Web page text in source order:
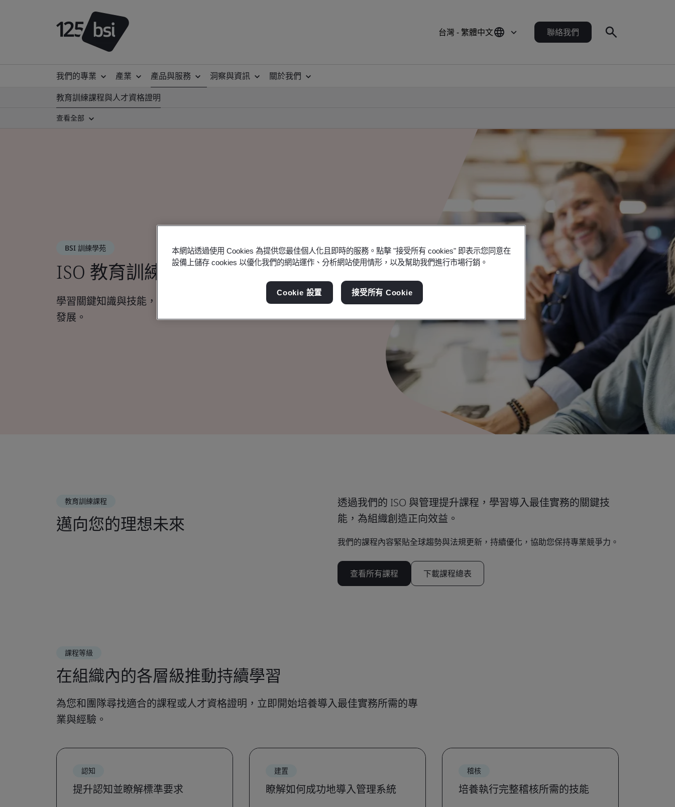
台灣 - 繁體中文 聯絡我們
我們的專業 產業 產品與服務 洞察與資訊
關於我們
教育訓練課程與人才資格證明
查看全部
BSI 訓練學苑
ISO 教育訓練與營運優化課程
學習關鍵知識與技能，為組織創造更多價值，同步拓展您的職涯
發展。
教育訓練課程
邁向您的理想未來
透過我們的 ISO 與管理提升課程，學習導入最佳實務的關鍵技
能，為組織創造正向效益。
我們的課程內容緊貼全球趨勢與法規更新，持續優化，協助您保持專業競爭力。
查看所有課程 下載課程總表
課程等級
在組織內的各層級推動持續學習
為您和團隊尋找適合的課程或人才資格證明，立即開始培養導入最佳實務所需的專
業與經驗。
認知
提升認知並瞭解標準要求
建置
瞭解如何成功地導入管理系統
稽核
培養執行完整稽核所需的技能
本網站透過使用 Cookies 為提供您最佳個人化且即時的服務。點擊 "接受所有 cookies" 即表示您同意在
設備上儲存 cookies 以優化我們的網站運作、分析網站使用情形，以及幫助我們進行市場行銷。
Cookie 設置 接受所有 Cookie